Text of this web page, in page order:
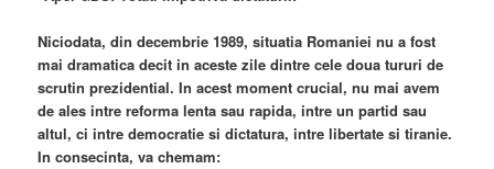
Niciodata, din decembrie 1989, situatia Romaniei nu a fost
mai dramatica decit in aceste zile dintre cele doua tururi de
scrutin prezidential. In acest moment crucial, nu mai avem
de ales intre reforma lenta sau rapida, intre un partid sau
altul, ci intre democratie si dictatura, intre libertate si tiranie.
In consecinta, va chemam: